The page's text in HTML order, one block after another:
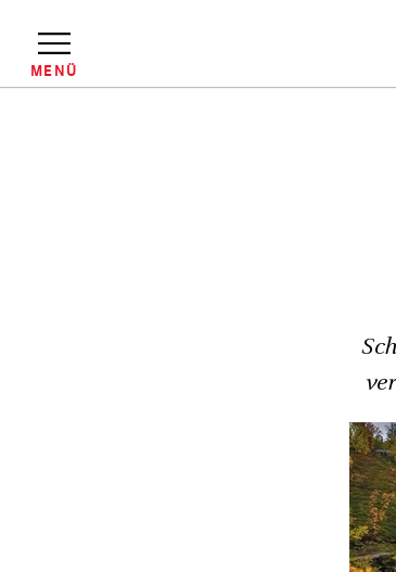
Inhalt
MENÜ